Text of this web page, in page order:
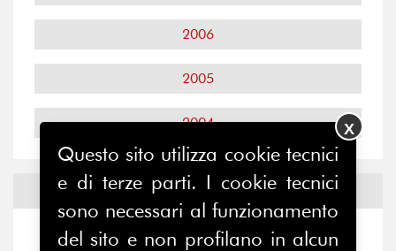
2006
2005
2004
Notizie ed Eventi
Notizie-Eventi
Questo sito utilizza cookie tecnici
e di terze parti. I cookie tecnici
sono necessari al funzionamento
del sito e non profilano in alcun
X